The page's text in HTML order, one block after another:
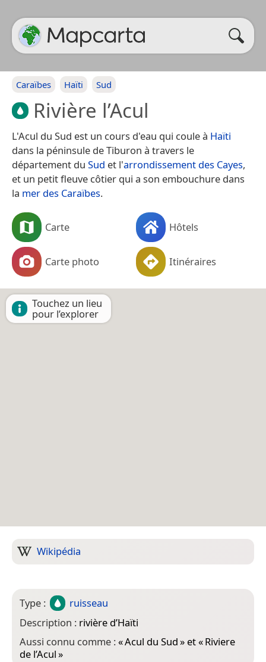
Caraïbes Haïti Sud
Rivière l’Acul
L'Acul du Sud est un cours d'eau qui coule à Haïti
dans la péninsule de Tiburon à travers le
département du Sud et l'arrondissement des Cayes,
et un petit fleuve côtier qui a son embouchure dans
la mer des Caraïbes.
Carte Hôtels
Carte photo Itinéraires
Touchez un lieu
pour l’explorer
Wikipédia
Type :
ruisseau
Description : rivière d’Haïti
Aussi connu comme :«Acul du Sud» et «Riviere
de l’Acul»